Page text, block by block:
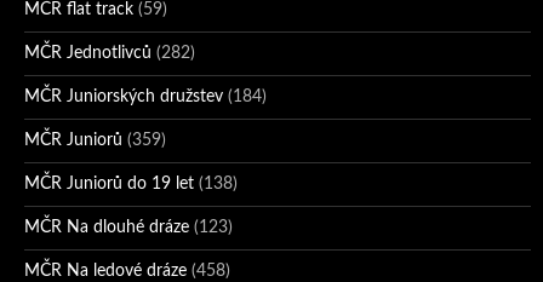
MČR flat track (59)
MČR Jednotlivců (282)
MČR Juniorských družstev (184)
MČR Juniorů (359)
MČR Juniorů do 19 let (138)
MČR Na dlouhé dráze (123)
MČR Na ledové dráze (458)